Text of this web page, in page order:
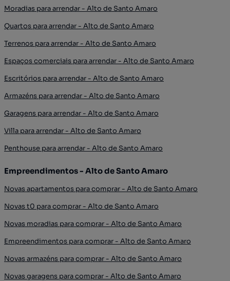
Moradias para arrendar - Alto de Santo Amaro
Quartos para arrendar - Alto de Santo Amaro
Terrenos para arrendar - Alto de Santo Amaro
Espaços comerciais para arrendar - Alto de Santo Amaro
Escritórios para arrendar - Alto de Santo Amaro
Armazéns para arrendar - Alto de Santo Amaro
Garagens para arrendar - Alto de Santo Amaro
Villa para arrendar - Alto de Santo Amaro
Penthouse para arrendar - Alto de Santo Amaro
Empreendimentos - Alto de Santo Amaro
Novas apartamentos para comprar - Alto de Santo Amaro
Novas t0 para comprar - Alto de Santo Amaro
Novas moradias para comprar - Alto de Santo Amaro
Empreendimentos para comprar - Alto de Santo Amaro
Novas armazéns para comprar - Alto de Santo Amaro
Novas garagens para comprar - Alto de Santo Amaro